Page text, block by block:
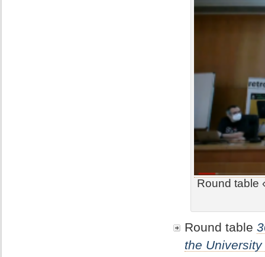
Round table
Round table
the